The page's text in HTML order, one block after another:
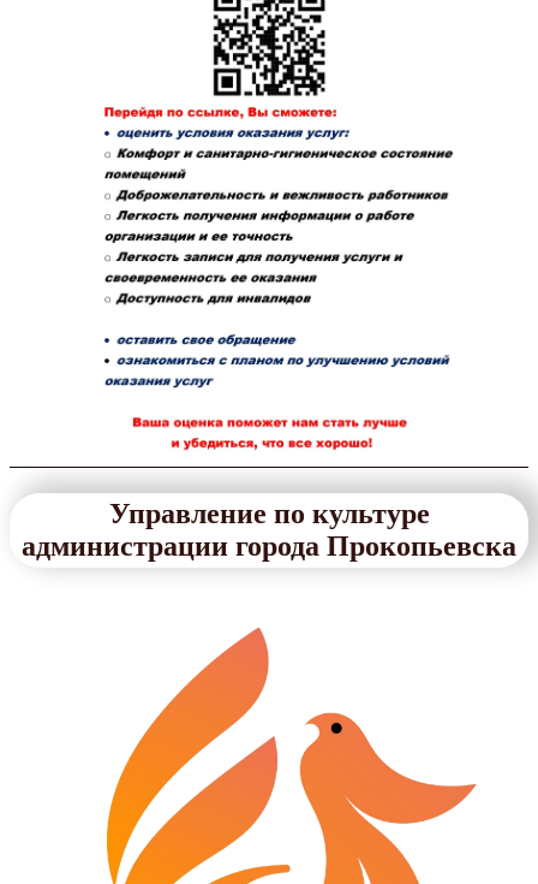
Управление по культуре
администрации города Прокопьевска